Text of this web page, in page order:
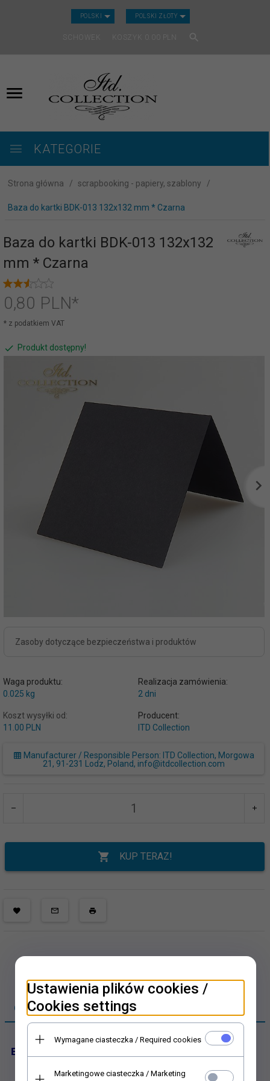
POLSKI CURRENCY_H
POLSKI ZŁOTY
SCHOWEK KOSZYK
KATEGORIE
Strona główna scrapbooking - papiery, szablony
Baza do kartki BDK-013 132x132 mm * Czarna
Baza do kartki BDK-013 132x132
mm * Czarna
0,80 PLN*
* z podatkiem VAT
Produkt dostępny!
Zasoby dotyczące bezpieczeństwa i produktów
Waga produktu:
0.025 kg
Realizacja zamówienia:
2 dni
Koszt wysyłki od:
11.00 PLN
Producent:
ITD Collection
Manufacturer / Responsible Person: ITD Collection, Morgowa
21, 91-231 Lodz, Poland, info@itdcollection.com
KUP TERAZ!
OPIS PRODUKTU
Baza do kartki
Ustawienia plików cookies /
Cookies settings
Wymagane ciasteczka / Required cookies
Marketingowe ciasteczka / Marketing